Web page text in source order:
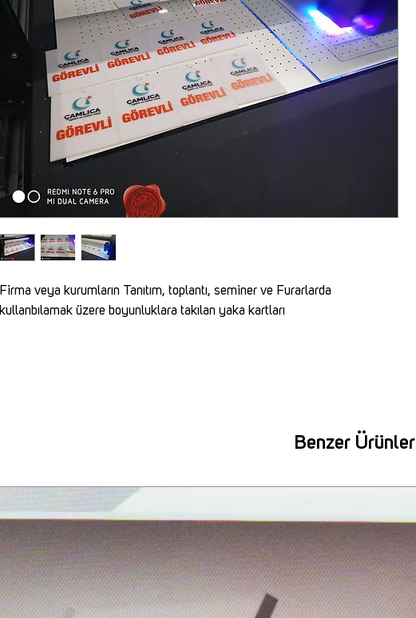
Firma veya kurumların Tanıtım, toplantı, seminer ve Furarlarda
kullanbılamak üzere boyunluklara takılan yaka kartları
Benzer Ürünler